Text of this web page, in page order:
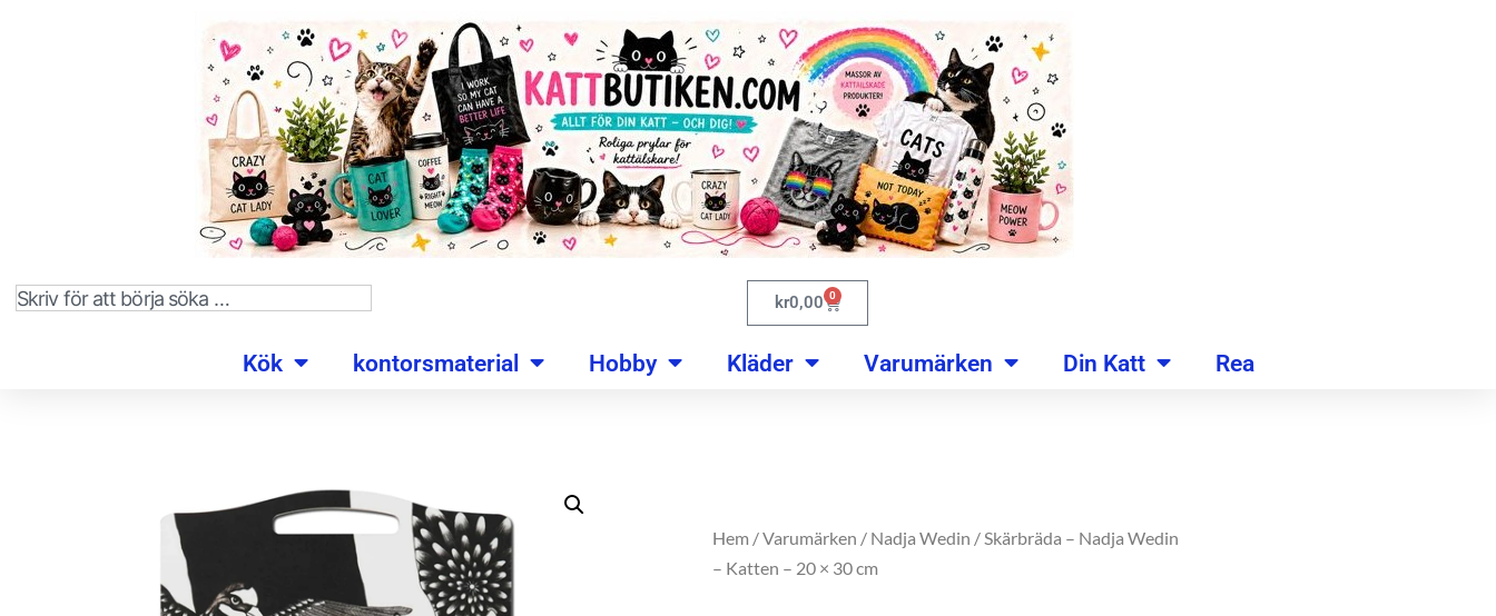
kr0,00 0
Kök kontorsmaterial Hobby Kläder Varumärken Din Katt Rea
Hem /Varumärken / Nadja Wedin / Skärbräda – Nadja Wedin
– Katten – 20 × 30 cm